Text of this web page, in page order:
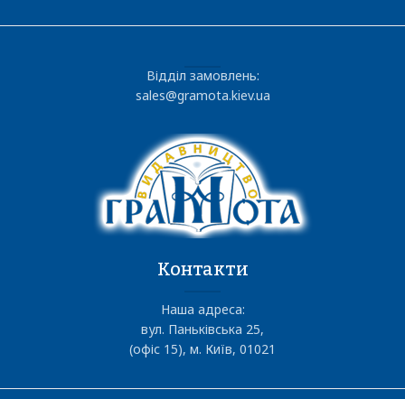
Відділ замовлень:
sales@gramota.kiev.ua
Контакти
Наша адреса:
вул. Паньківська 25,
(офіс 15), м. Київ, 01021